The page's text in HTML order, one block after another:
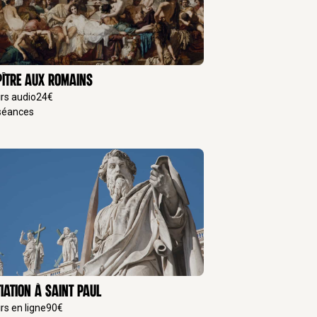
aux Romains
audio24€
à Saint Paul
en ligne90€